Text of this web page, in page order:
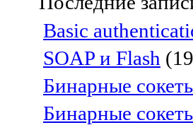
Basic
SOAP и Flash
Бинарные
Бинарные